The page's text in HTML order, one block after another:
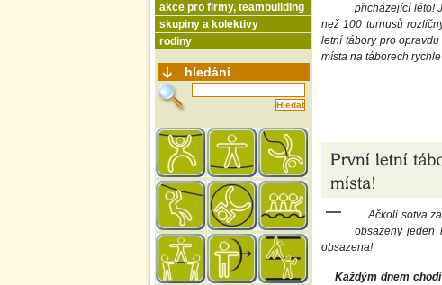
přicházející léto!
než 100 turnusů
letní tábory pro
místa na táborech rychle
Ačkoli sotva
obsazený jeden
obsazena!
Každým dnem
akce pro firmy, teambuilding
skupiny a kolektivy
rodiny
hledání